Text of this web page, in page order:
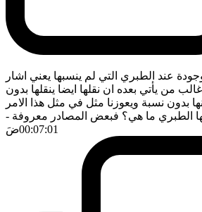
عند الطبري التي لم ينسبها يعني اشار
غالب من يأتي بعده ان نقلها ايضا ينقلها بدون
بدون نسبة ويعوزنا مثل في مثل هذا الامر
الطبري ما هي؟ فبعض المصادر معروفة -
00:07:01ضَ